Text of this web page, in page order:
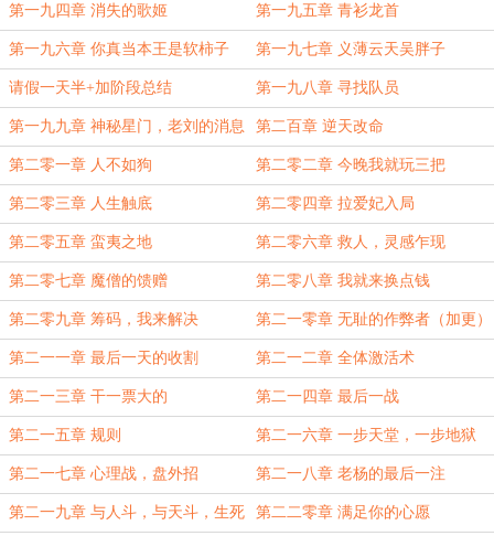
夫
第一九四章 消失的歌姬 第一九五章 青衫龙首
第一九六章 你真当本王是软柿子
呢？
第一九七章 义薄云天吴胖子
请假一天半+加阶段总结 第一九八章 寻找队员
第一九九章 神秘星门，老刘的消息 第二百章 逆天改命
第二零一章 人不如狗 第二零二章 今晚我就玩三把
第二零三章 人生触底 第二零四章 拉爱妃入局
第二零五章 蛮夷之地 第二零六章 救人，灵感乍现
第二零七章 魔僧的馈赠 第二零八章 我就来换点钱
第二零九章 筹码，我来解决 第二一零章 无耻的作弊者（加更）
第二一一章 最后一天的收割 第二一二章 全体激活术
第二一三章 干一票大的 第二一四章 最后一战
第二一五章 规则 第二一六章 一步天堂，一步地狱
第二一七章 心理战，盘外招 第二一八章 老杨的最后一注
第二一九章 与人斗，与天斗，生死 第二二零章 满足你的心愿